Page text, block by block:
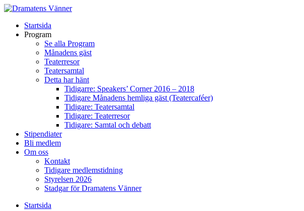
Startsida
Program
Se alla Program
Månadens gäst
Teaterresor
Teatersamtal
Detta har hänt
Tidigarre: Speakers’ Corner 2016 – 2018
Tidigare Månadens hemliga gäst (Teatercaféer)
Tidigare: Teatersamtal
Tidigare: Teaterresor
Tidigare: Samtal och debatt
Stipendiater
Bli medlem
Om oss
Kontakt
Tidigare medlemstidning
Styrelsen 2026
Stadgar för Dramatens Vänner
Startsida